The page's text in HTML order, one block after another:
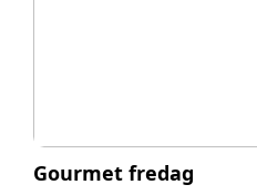
Gourmet fredag